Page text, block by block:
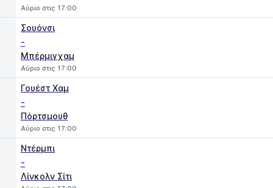
Αύριο στις 17:00
Σουόνσι
-
Μπέρμιγχαμ
Αύριο στις 17:00
Γουέστ Χαμ
-
Πόρτσμουθ
Αύριο στις 17:00
Ντέρμπι
-
Λίνκολν Σίτι